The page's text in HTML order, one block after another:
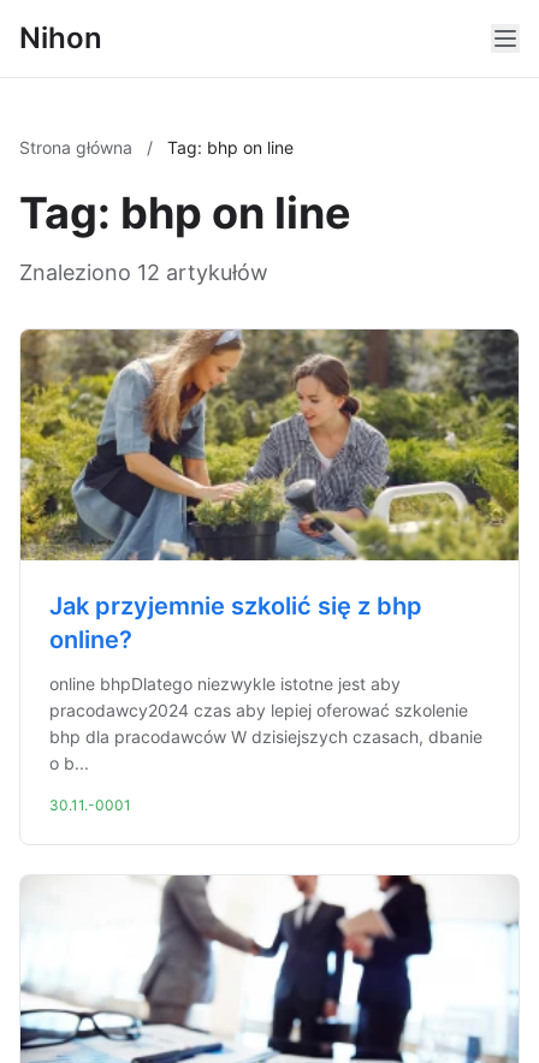
Nihon
Strona główna / Tag: bhp on line
Tag: bhp on line
Znaleziono 12 artykułów
Jak przyjemnie szkolić się z bhp
online?
online bhpDlatego niezwykle istotne jest aby
pracodawcy2024 czas aby lepiej oferować szkolenie
bhp dla pracodawców W dzisiejszych czasach, dbanie
o b...
30.11.-0001